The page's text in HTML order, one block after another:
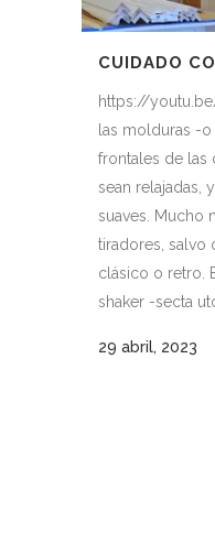
CUIDADO
https://
las molduras -
frontales de las
sean relajadas,
suaves. Mucho
tiradores, salvo
clásico o retro.
shaker -secta
29 abril, 2023